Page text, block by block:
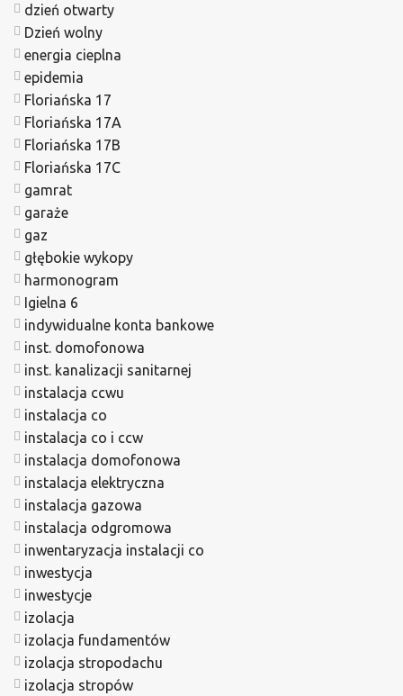
dzień otwarty
Dzień wolny
energia cieplna
epidemia
Floriańska 17
Floriańska 17A
Floriańska 17B
Floriańska 17C
gamrat
garaże
gaz
głębokie wykopy
harmonogram
Igielna 6
indywidualne konta bankowe
inst. domofonowa
inst. kanalizacji sanitarnej
instalacja ccwu
instalacja co
instalacja co i ccw
instalacja domofonowa
instalacja elektryczna
instalacja gazowa
instalacja odgromowa
inwentaryzacja instalacji co
inwestycja
inwestycje
izolacja
izolacja fundamentów
izolacja stropodachu
izolacja stropów